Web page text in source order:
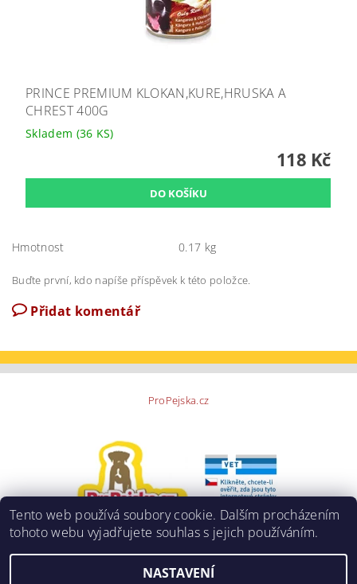
PRINCE PREMIUM KLOKAN,KURE,HRUSKA A
CHREST 400G
Skladem (36 KS)
118 Kč
Hmotnost 0.17 kg
Buďte první, kdo napíše příspěvek k této položce.
Přidat komentář
ProPejska.cz
Tento web používá soubory cookie. Dalším procházením
tohoto webu vyjadřujete souhlas s jejich používáním.
NASTAVENÍ